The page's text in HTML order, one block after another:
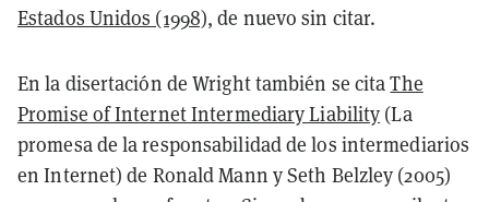
Estados Unidos (1998), de nuevo sin citar.
En la disertación de Wright también se citaThe
Promise of Internet Intermediary Liability (La
promesa de la responsabilidad de los intermediarios
en Internet) de Ronald Mann y Seth Belzley (2005)